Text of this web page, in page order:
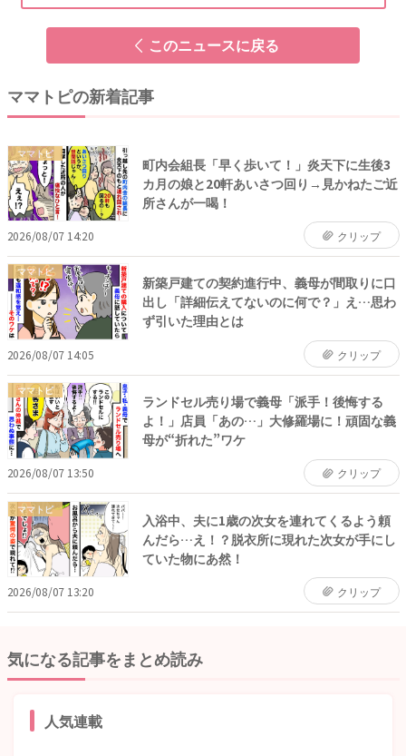
このニュースに戻る
ママトピの新着記事
ママトピ
町内会組長「早く歩いて！」炎天下に生後3
カ月の娘と20軒あいさつ回り→見かねたご近
所さんが一喝！
2026/08/07 14:20 クリップ
ママトピ
新築戸建ての契約進行中、義母が間取りに口
出し「詳細伝えてないのに何で？」え…思わ
ず引いた理由とは
2026/08/07 14:05 クリップ
ママトピ
ランドセル売り場で義母「派手！後悔する
よ！」店員「あの…」大修羅場に！頑固な義
母が“折れた”ワケ
2026/08/07 13:50 クリップ
ママトピ
入浴中、夫に1歳の次女を連れてくるよう頼
んだら…え！？脱衣所に現れた次女が手にし
ていた物にあ然！
2026/08/07 13:20 クリップ
気になる記事をまとめ読み
人気連載